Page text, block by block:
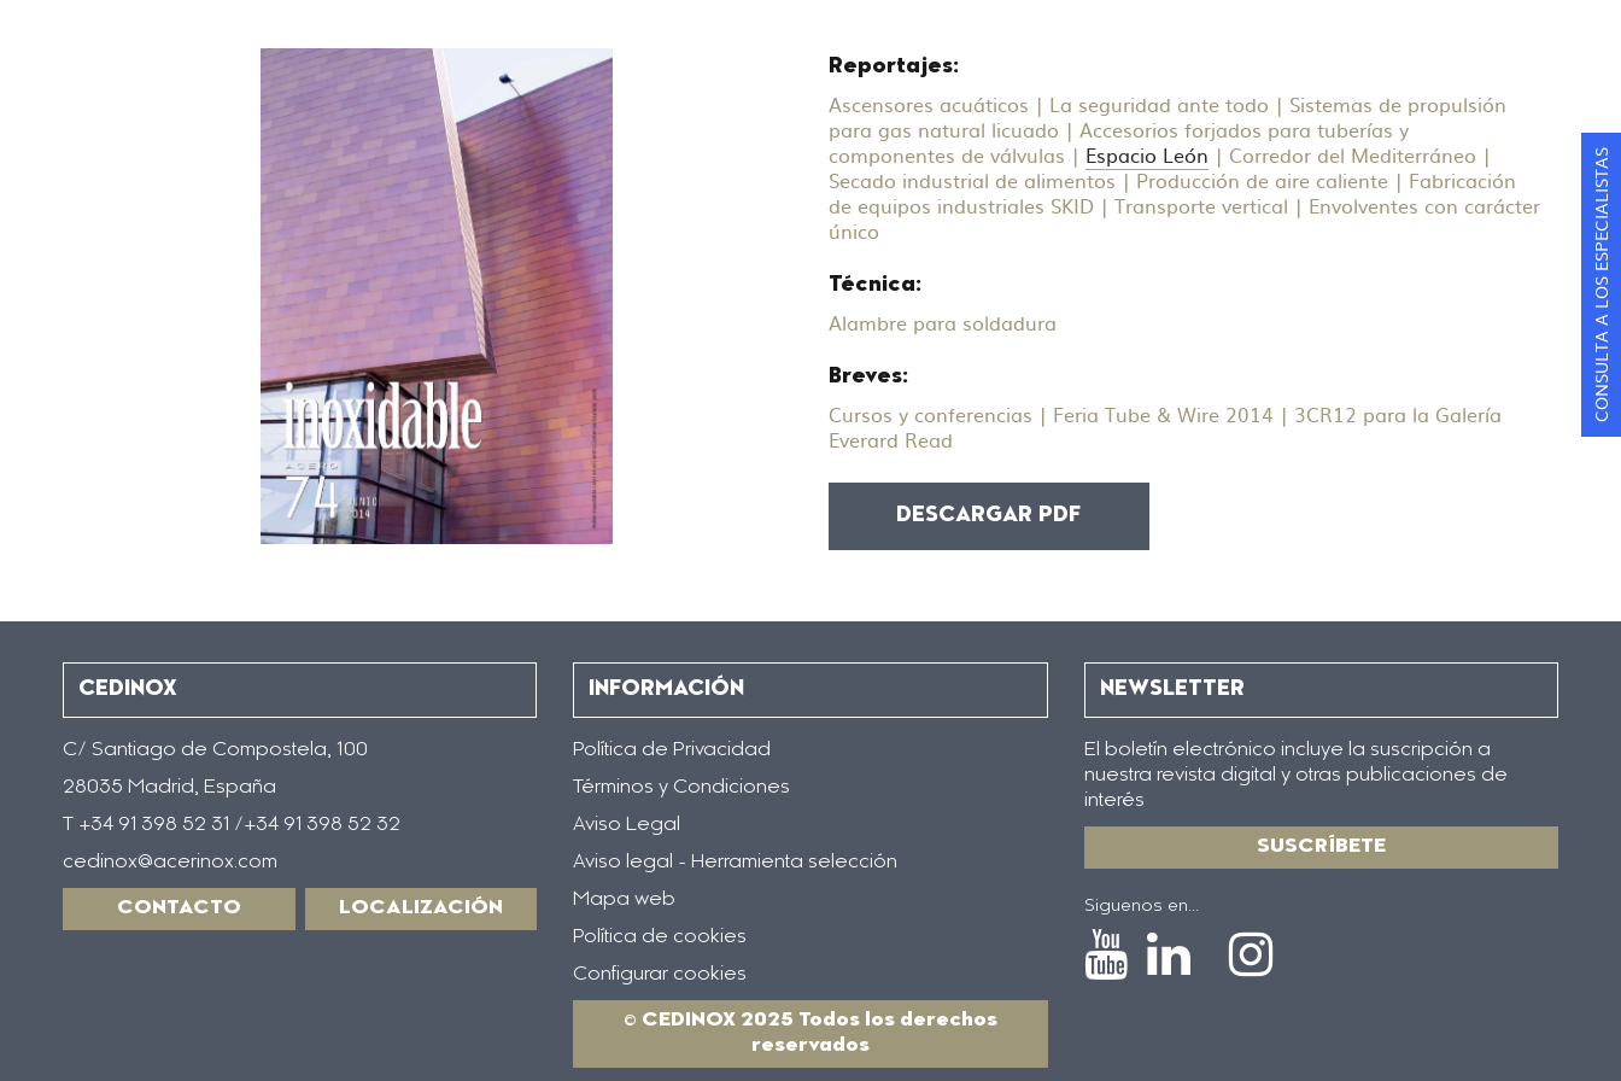
Reportajes:
Ascensores acuáticos | La seguridad ante todo | Sistemas de propulsión
para gas natural licuado | Accesorios forjados para tuberías y
componentes de válvulas | Espacio León | Corredor del Mediterráneo |
Secado industrial de alimentos | Producción de aire caliente | Fabricación
de equipos industriales SKID | Transporte vertical | Envolventes con carácter
único
Técnica:
Alambre para soldadura
Breves:
Cursos y conferencias | Feria Tube & Wire 2014 | 3CR12 para la Galería
Everard Read
DESCARGAR PDF
CEDINOX
C/ Santiago de Compostela, 100
28035 Madrid, España
T +34 91 398 52 31 /+34 91 398 52 32
cedinox@acerinox.com
CONTACTO LOCALIZACIÓN
INFORMACIÓN
Política de Privacidad
Términos y Condiciones
Aviso Legal
Aviso legal - Herramienta selección
Mapa web
Política de cookies
Configurar cookies
© CEDINOX 2025 Todos los derechos
reservados
NEWSLETTER
El boletín electrónico incluye la suscripción a
nuestra revista digital y otras publicaciones de
interés
SUSCRÍBETE
Siguenos en...
Icono
Icono
IconoIcono
CONSULTA A LOS ESPECIALISTAS